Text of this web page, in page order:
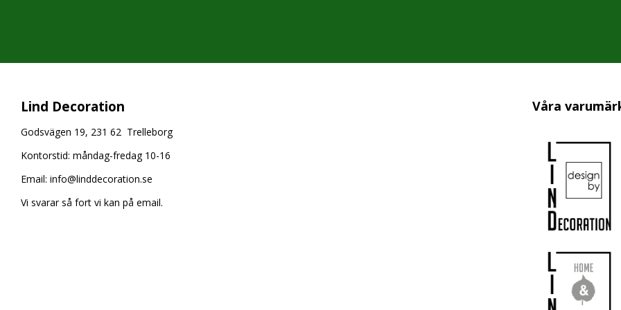
Lind Decoration
Godsvägen 19, 231 62 Trelleborg
Kontorstid: måndag-fredag 10-16
Email: info@linddecoration.se
Vi svarar så fort vi kan på email.
Våra